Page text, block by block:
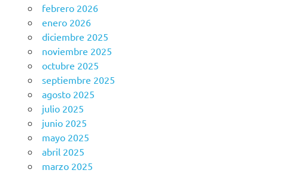
febrero 2026
enero 2026
diciembre 2025
noviembre 2025
octubre 2025
septiembre 2025
agosto 2025
julio 2025
junio 2025
mayo 2025
abril 2025
marzo 2025